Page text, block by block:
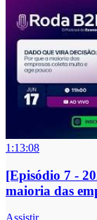
1:13:08
[Episódio 7 -
maioria das